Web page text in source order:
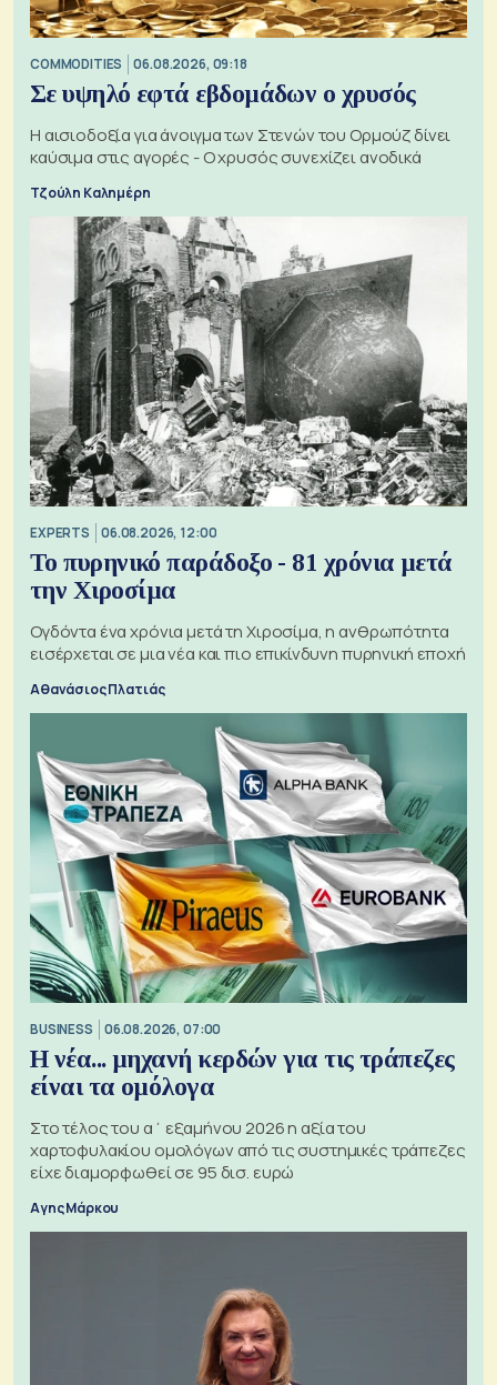
COMMODITIES 06.08.2026, 09:18
Σε υψηλό εφτά εβδομάδων ο χρυσός
Η αισιοδοξία για άνοιγμα των Στενών του Ορμούζ δίνει
καύσιμα στις αγορές - Ο χρυσός συνεχίζει ανοδικά
Τζούλη Καλημέρη
EXPERTS 06.08.2026, 12:00
Το πυρηνικό παράδοξο - 81 χρόνια μετά
την Χιροσίμα
Ογδόντα ένα χρόνια μετά τη Χιροσίμα, η ανθρωπότητα
εισέρχεται σε μια νέα και πιο επικίνδυνη πυρηνική εποχή
Αθανάσιος Πλατιάς
BUSINESS 06.08.2026, 07:00
Η νέα... μηχανή κερδών για τις τράπεζες
είναι τα ομόλογα
Στο τέλος του α΄ εξαμήνου 2026 η αξία του
χαρτοφυλακίου ομολόγων από τις συστημικές τράπεζες
είχε διαμορφωθεί σε 95 δισ. ευρώ
Αγης Μάρκου